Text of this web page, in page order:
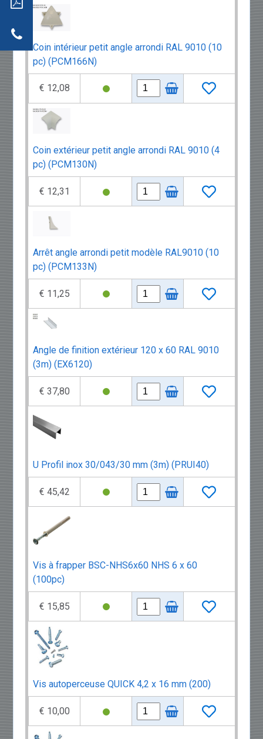
Coin intérieur petit angle arrondi RAL 9010 (10
pc) (PCM166N)
€ 12,08
Coin extérieur petit angle arrondi RAL 9010 (4
pc) (PCM130N)
€ 12,31
Arrêt angle arrondi petit modèle RAL9010 (10
pc) (PCM133N)
€ 11,25
Angle de finition extérieur 120 x 60 RAL 9010
(3m) (EX6120)
€ 37,80
U Profil inox 30/043/30 mm (3m) (PRUI40)
€ 45,42
Vis à frapper BSC-NHS6x60 NHS 6 x 60
(100pc)
€ 15,85
Vis autoperceuse QUICK 4,2 x 16 mm (200)
€ 10,00